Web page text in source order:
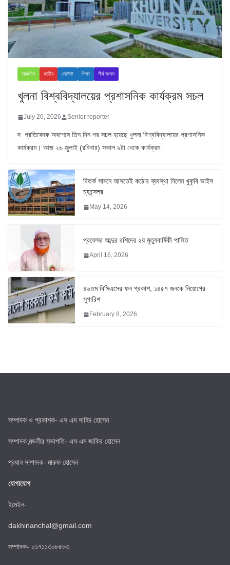
আঞ্চলিক জাতীয় লেটেস্ট শিক্ষা শীর্ষ সংবাদ
খুলনা বিশ্ববিদ্যালয়ের প্রশাসনিক কার্যক্রম সচল
July 26, 2026 Senior reporter
দ. প্রতিবেদক অবশেষে তিন দিন পর সচল হয়েছে খুলনা বিশ্ববিদ্যালয়ের প্রশাসনিক
কার্যক্রম। আজ ২৬ জুুলাই (রবিবার) সকাল ৯টা থেকে কার্যক্রম
বিতর্ক সামনে আসতেই কঠোর ব্যবস্থা নিলেন খুকৃবি ভাইস
চ্যান্সেলর
May 14, 2026
প্রফেসর আব্দুর রশিদের ২য় মৃত্যুবার্ষিকী পালিত
April 16, 2026
৪৬তম বিসিএসের ফল প্রকাশ, ১৪৫৭ জনকে নিয়োগের
সুপারিশ
February 8, 2026
সম্পাদক ও প্রকাশক- এস এম সাহিদ হোসেন
সম্পাদক মন্ডলীর সভাপতি- এস এম জাকির হোসেন
প্রধান সম্পাদক- মারুফ হোসেন
যোগাযোগ
ইমেইল-
dakhinanchal@gmail.com
সম্পাদক- ০১৭১১৩০৮৫৮৩